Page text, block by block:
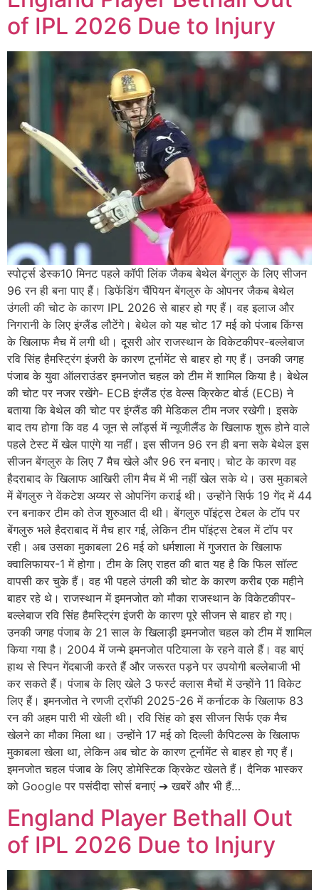
of IPL 2026 Due to Injury
स्पोर्ट्स डेस्क10 मिनट पहले कॉपी लिंक जैकब बेथेल बेंगलुरु के लिए सीजन
96 रन ही बना पाए हैं। डिफेंडिंग चैंपियन बेंगलुरु के ओपनर जैकब बेथेल
उंगली की चोट के कारण IPL 2026 से बाहर हो गए हैं। वह इलाज और
निगरानी के लिए इंग्लैंड लौटेंगे। बेथेल को यह चोट 17 मई को पंजाब किंग्स
के खिलाफ मैच में लगी थी। दूसरी ओर राजस्थान के विकेटकीपर-बल्लेबाज
रवि सिंह हैमस्ट्रिंग इंजरी के कारण टूर्नामेंट से बाहर हो गए हैं। उनकी जगह
पंजाब के युवा ऑलराउंडर इमनजोत चहल को टीम में शामिल किया है। बेथेल
की चोट पर नजर रखेंगे- ECB इंग्लैंड एंड वेल्स क्रिकेट बोर्ड (ECB) ने
बताया कि बेथेल की चोट पर इंग्लैंड की मेडिकल टीम नजर रखेगी। इसके
बाद तय होगा कि वह 4 जून से लॉर्ड्स में न्यूजीलैंड के खिलाफ शुरू होने वाले
पहले टेस्ट में खेल पाएंगे या नहीं। इस सीजन 96 रन ही बना सके बेथेल इस
सीजन बेंगलुरु के लिए 7 मैच खेले और 96 रन बनाए। चोट के कारण वह
हैदराबाद के खिलाफ आखिरी लीग मैच में भी नहीं खेल सके थे। उस मुकाबले
में बेंगलुरु ने वेंकटेश अय्यर से ओपनिंग कराई थी। उन्होंने सिर्फ 19 गेंद में 44
रन बनाकर टीम को तेज शुरुआत दी थी। बेंगलुरु पॉइंट्स टेबल के टॉप पर
बेंगलुरु भले हैदराबाद में मैच हार गई, लेकिन टीम पॉइंट्स टेबल में टॉप पर
रही। अब उसका मुकाबला 26 मई को धर्मशाला में गुजरात के खिलाफ
क्वालिफायर-1 में होगा। टीम के लिए राहत की बात यह है कि फिल सॉल्ट
वापसी कर चुके हैं। वह भी पहले उंगली की चोट के कारण करीब एक महीने
बाहर रहे थे। राजस्थान में इमनजोत को मौका राजस्थान के विकेटकीपर-
बल्लेबाज रवि सिंह हैमस्ट्रिंग इंजरी के कारण पूरे सीजन से बाहर हो गए।
उनकी जगह पंजाब के 21 साल के खिलाड़ी इमनजोत चहल को टीम में शामिल
किया गया है। 2004 में जन्मे इमनजोत पटियाला के रहने वाले हैं। वह बाएं
हाथ से स्पिन गेंदबाजी करते हैं और जरूरत पड़ने पर उपयोगी बल्लेबाजी भी
कर सकते हैं। पंजाब के लिए खेले 3 फर्स्ट क्लास मैचों में उन्होंने 11 विकेट
लिए हैं। इमनजोत ने रणजी ट्रॉफी 2025-26 में कर्नाटक के खिलाफ 83
रन की अहम पारी भी खेली थी। रवि सिंह को इस सीजन सिर्फ एक मैच
खेलने का मौका मिला था। उन्होंने 17 मई को दिल्ली कैपिटल्स के खिलाफ
मुकाबला खेला था, लेकिन अब चोट के कारण टूर्नामेंट से बाहर हो गए हैं।
इमनजोत चहल पंजाब के लिए डोमेस्टिक क्रिकेट खेलते हैं। दैनिक भास्कर
को Google पर पसंदीदा सोर्स बनाएं ➔ खबरें और भी हैं…
England Player Bethall Out
of IPL 2026 Due to Injury